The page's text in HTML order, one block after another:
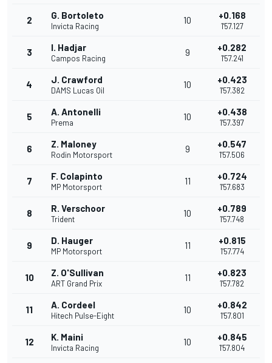
2 G. Bortoleto
Invicta Racing
10 +0.168
1'57.127
3 I. Hadjar
Campos Racing
9 +0.282
1'57.241
4 J. Crawford
DAMS Lucas Oil
10 +0.423
1'57.382
5 A. Antonelli
Prema
10 +0.438
1'57.397
6 Z. Maloney
Rodin Motorsport
9 +0.547
1'57.506
7 F. Colapinto
MP Motorsport
11 +0.724
1'57.683
8 R. Verschoor
Trident
10 +0.789
1'57.748
9 D. Hauger
MP Motorsport
11 +0.815
1'57.774
10 Z. O'Sullivan
ART Grand Prix
11 +0.823
1'57.782
11 A. Cordeel
Hitech Pulse-Eight
10 +0.842
1'57.801
12 K. Maini
Invicta Racing
10 +0.845
1'57.804